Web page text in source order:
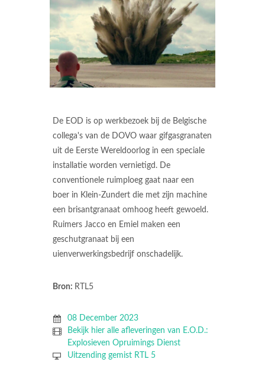
De EOD is op werkbezoek bij de Belgische
collega's van de DOVO waar gifgasgranaten
uit de Eerste Wereldoorlog in een speciale
installatie worden vernietigd. De
conventionele ruimploeg gaat naar een
boer in Klein-Zundert die met zijn machine
een brisantgranaat omhoog heeft gewoeld.
Ruimers Jacco en Emiel maken een
geschutgranaat bij een
uienverwerkingsbedrijf onschadelijk.
Bron: RTL5
08 December 2023
Bekijk hier alle afleveringen van E.O.D.:
Explosieven Opruimings Dienst
Uitzending gemist RTL 5